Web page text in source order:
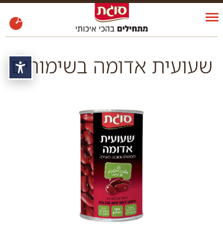
שעועית אדומה בשימורים